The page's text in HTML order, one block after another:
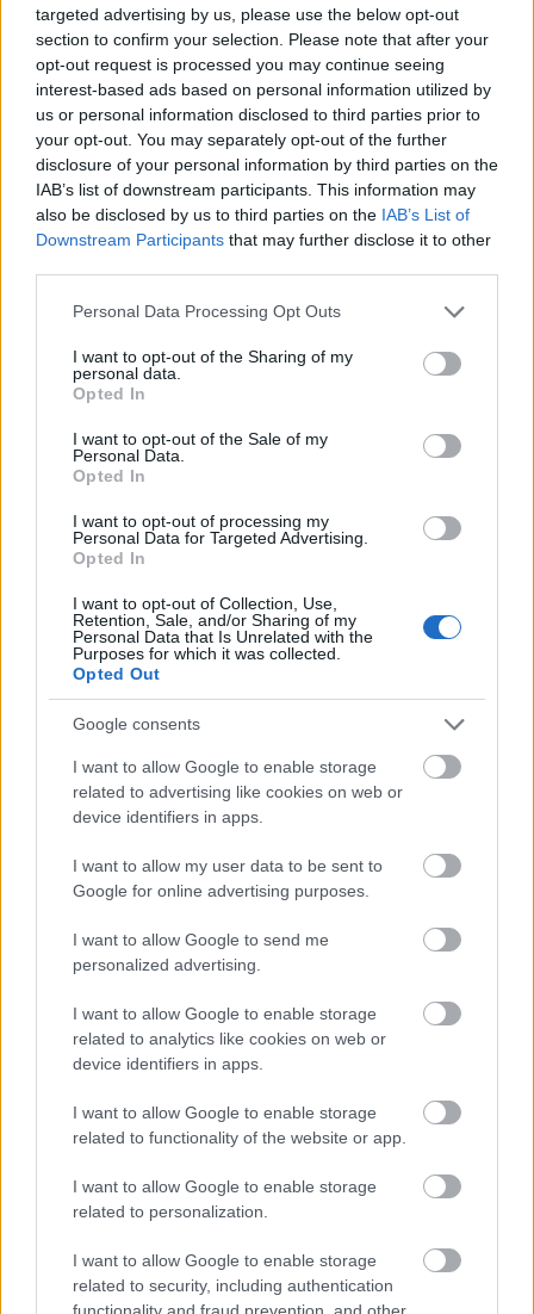
targeted advertising by us, please use the below opt-out
section to confirm your selection. Please note that after your
opt-out request is processed you may continue seeing
interest-based ads based on personal information utilized by
us or personal information disclosed to third parties prior to
your opt-out. You may separately opt-out of the further
disclosure of your personal information by third parties on the
IAB’s list of downstream participants. This information may
also be disclosed by us to third parties on the IAB’s List of
Downstream Participants that may further disclose it to other
Please note that this website/app uses one or more Google
not limited to your visit or usage behaviour. You may click to
grant or deny consent to Google and its third-party tags to
use your data for below specified purposes in below Google
consent section.
Personal Data Processing Opt Outs
I want to opt-out of the Sharing of my
personal data.
Opted In
I want to opt-out of the Sale of my
Personal Data.
Opted In
I want to opt-out of processing my
Personal Data for Targeted Advertising.
Opted In
I want to opt-out of Collection, Use,
Retention, Sale, and/or Sharing of my
Personal Data that Is Unrelated with the
Purposes for which it was collected.
Opted Out
Google consents
I want to allow Google to enable storage
related to advertising like cookies on web or
device identifiers in apps.
I want to allow my user data to be sent to
Google for online advertising purposes.
I want to allow Google to send me
personalized advertising.
I want to allow Google to enable storage
related to analytics like cookies on web or
device identifiers in apps.
I want to allow Google to enable storage
related to functionality of the website or app.
I want to allow Google to enable storage
related to personalization.
I want to allow Google to enable storage
related to security, including authentication
functionality and fraud prevention, and other
Σύμη (πηγή: Shutterstock)
Σύμηβρίσκεται στην τέταρτη θέση της λίστας με τις
10 πόλεις και νησιά που είχαν τις περισσότερες
αναζητήσεις αυτήν τη χρονιά. «Η Ελλάδα προσφέρει
πάντα περισσότερα για να ανακαλύψετε, και η Σύμη
νησιά. Αν και η επιλογή του ιδανικού ελληνικού νησιού
μπορεί να είναι δύσκολη, η Σύμη ξεχωρίζει ως ο τέλειος
προορισμός για μια απολαυστική απόδραση γεμάτη
υπέροχες εικόνες», γράφει το Conde Nast Traveller για
το μικρό νησί των Δωδεκανήσων. «Είναι η ήσυχη, χαλαρή
ομορφιά της Ελλάδας στην πιο αυθεντική της εκδοχή».
Ικαρία (πηγή: Shutterstock)
Ικαρία. Όπως
αναφέρει το Conde Nast Traveller, το 2024 αυξήθηκε το
περιοχές του κόσμου όπου οι άνθρωποι ζουν πολύ
περισσότερο από τον μέσο όρο. Ανάμεσα σε αυτές τις